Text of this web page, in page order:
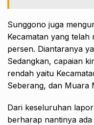
Sunggono juga
Kecamatan yang telah
persen. Diantaranya
Sedangkan, capaian
rendah yaitu
Seberang, dan Muara
Dari keseluruhan
berharap nantinya